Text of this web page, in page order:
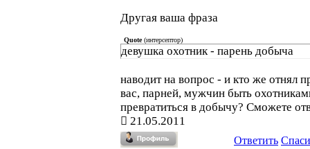
Другая ваша фраза
Quote(интерсептор)
девушка охотник - парень добыча
наводит на вопрос - и кто же отнял
вас, парней, мужчин быть
превратиться в добычу? Сможете
21.05.2011
Ответить